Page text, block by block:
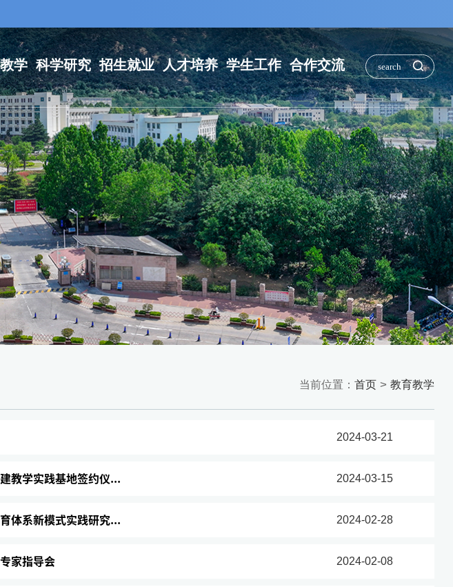
学 科学研究 招生就业 人才培养 学生工作 合作交流
当前位置：首页 > 教育教学
2024-03-21
教学实践基地签约仪... 2024-03-15
体系新模式实践研究... 2024-02-28
家指导会 2024-02-08